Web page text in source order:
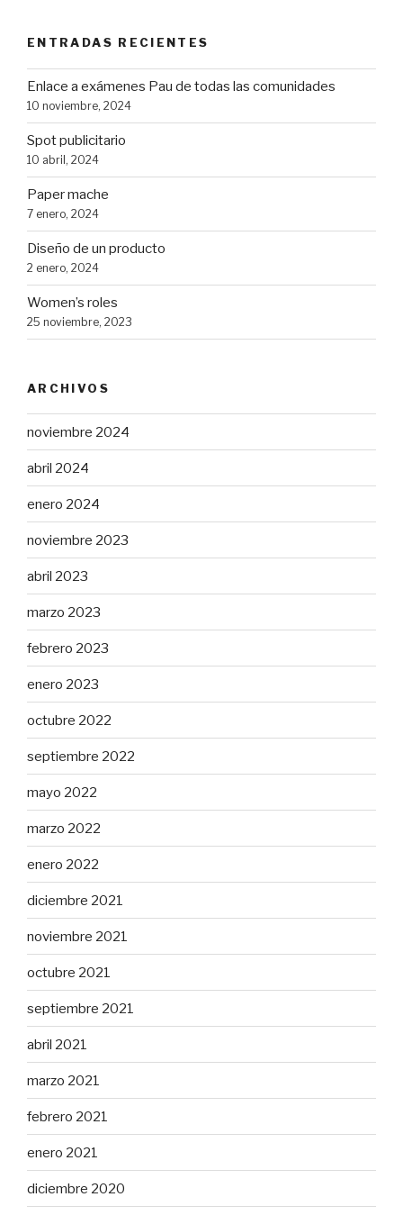
ENTRADAS RECIENTES
Enlace a exámenes Pau de todas las comunidades
10 noviembre, 2024
Spot publicitario
10 abril, 2024
Paper mache
7 enero, 2024
Diseño de un producto
2 enero, 2024
Women’s roles
25 noviembre, 2023
ARCHIVOS
noviembre 2024
abril 2024
enero 2024
noviembre 2023
abril 2023
marzo 2023
febrero 2023
enero 2023
octubre 2022
septiembre 2022
mayo 2022
marzo 2022
enero 2022
diciembre 2021
noviembre 2021
octubre 2021
septiembre 2021
abril 2021
marzo 2021
febrero 2021
enero 2021
diciembre 2020